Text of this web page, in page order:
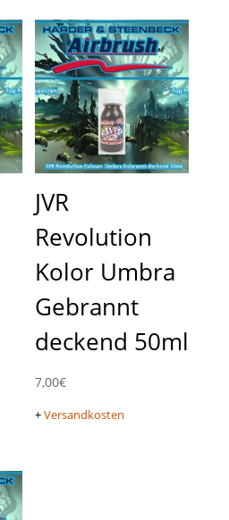
JVR
Revolution
Kolor Umbra
Gebrannt
deckend 50ml
7,00€
+Versandkosten